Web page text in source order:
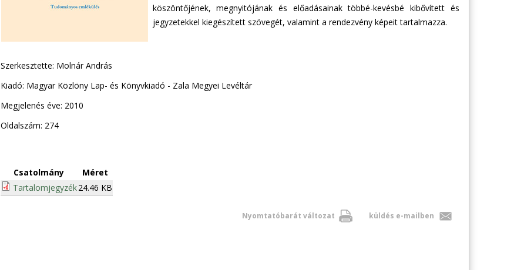
köszöntőjének, megnyitójának és előadásainak többé-kevésbé kibővített és
jegyzetekkel kiegészített szövegét, valamint a rendezvény képeit tartalmazza.
Szerkesztette: Molnár András
Kiadó: Magyar Közlöny Lap- és Könyvkiadó - Zala Megyei Levéltár
Megjelenés éve: 2010
Oldalszám: 274
Csatolmány
Méret
Tartalomjegyzék24.46 KB
Nyomtatóbarát változat küldés e-mailben